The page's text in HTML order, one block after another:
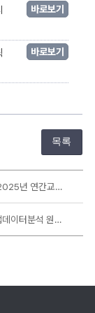
바로보기
바로보기
목록
간교육일정 안내
원데이클래스